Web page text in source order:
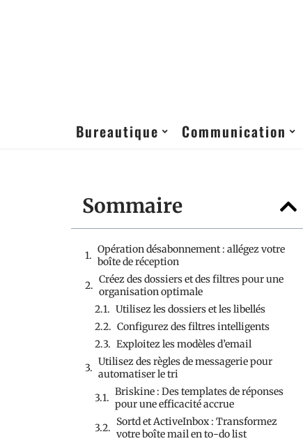
Bureautique Communication
Sommaire
Opération désabonnement : allégez votre
boîte de réception
Créez des dossiers et des filtres pour une
organisation optimale
Utilisez les dossiers et les libellés
Configurez des filtres intelligents
Exploitez les modèles d’email
Utilisez des règles de messagerie pour
automatiser le tri
Briskine : Des templates de réponses
pour une efficacité accrue
Sortd et ActiveInbox : Transformez
votre boîte mail en to-do list